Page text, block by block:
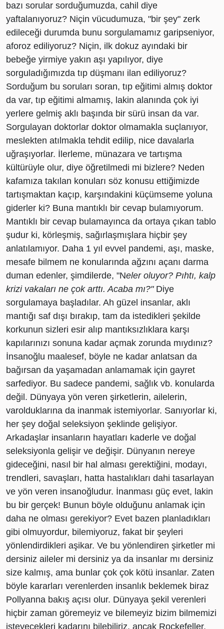
bazı sorular sorduğumuzda, cahil diye
yaftalanıyoruz? Niçin vücudumuza, "bir şey" zerk
edileceği durumda bunu sorgulamamız garipseniyor,
aforoz ediliyoruz? Niçin, ilk dokuz ayındaki bir
bebeğe yirmiye yakın aşı yapılıyor, diye
sorguladığımızda tıp düşmanı ilan ediliyoruz?
Sorduğum bu soruları soran, tıp eğitimi almış doktor
da var, tıp eğitimi almamış, lakin alanında çok iyi
yerlere gelmiş aklı başında bir sürü insan da var.
Sorgulayan doktorlar doktor olmamakla suçlanıyor,
meslekten atılmakla tehdit edilip, nice davalarla
uğraşıyorlar. İlerleme, münazara ve tartışma
kültürüyle olur, diye öğretilmedi mi bizlere? Neden
kafamıza takılan konuları söz konusu ettiğimizde
tartışmaktan kaçıp, karşındakini küçümseme yoluna
giderler ki? Buna mantıklı bir cevap bulamıyorum.
Mantıklı bir cevap bulamayınca da ortaya çıkan tablo
şudur ki, körleşmiş, sağırlaşmışlara hiçbir şey
anlatılamıyor. Daha 1 yıl evvel pandemi, aşı, maske,
mesafe bilmem ne konularında ağzını açanı darma
duman edenler, şimdilerde, "Neler oluyor? Pıhtı, kalp
krizi vakaları ne çok arttı. Acaba mı?" Diye
sorgulamaya başladılar. Ah güzel insanlar, aklı
mantığı saf dışı bırakıp, tam da istedikleri şekilde
korkunun sizleri esir alıp mantıksızlıklara karşı
kapılarınızı sonuna kadar açmak zorunda mıydınız?
İnsanoğlu maalesef, böyle ne kadar anlatsan da
bağırsan da yaşamadan anlamamak için gayret
sarfediyor. Bu sadece pandemi, sağlık vb. konularda
değil. Dünyaya yön veren şirketlerin, ailelerin,
varolduklarına da inanmak istemiyorlar. Sanıyorlar ki,
her şey doğal seleksiyon şeklinde gelişiyor.
Arkadaşlar insanların hayatları kaderle ve doğal
seleksiyonla gelişir ve değişir. Dünyanın nereye
gideceğini, nasıl bir hal alması gerektiğini, modayı,
trendleri, savaşları, hatta hastalıkları dahi tasarlayan
ve yön veren insanoğludur. İnanması güç evet, lakin
bu bir gerçek! Bunun böyle olduğunu anlamak için
daha ne olması gerekiyor? Evet bazen planladıkları
gibi olmuyordur, bilemiyoruz, fakat bir şeyleri
yönlendirdikleri aşikar. Ve bu yönlendiren şirketler mi
dersiniz aileler mi dersiniz ya da insanlar mı dersiniz
size kalmış, ama bunlar çok çok kötü insanlar. Zaten
böyle kararları verenlerden insanlık beklemek biraz
Pollyanna bakış açısı olur. Dünyaya şekil verenleri
hiçbir zaman göremeyiz ve bilemeyiz bizim bilmemizi
isteyecekleri kadarını bilebiliriz, ancak Rockefeller,